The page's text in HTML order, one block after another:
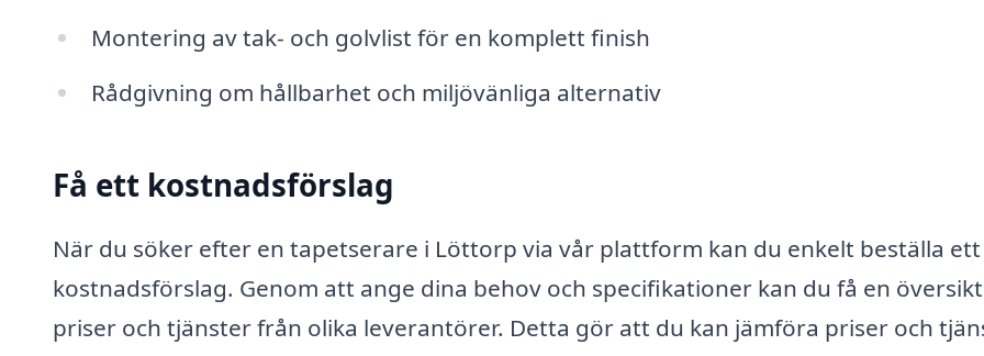
Montering av tak- och golvlist för en komplett finish
Rådgivning om hållbarhet och miljövänliga alternativ
Få ett kostnadsförslag
När du söker efter en tapetserare i Löttorp via vår plattform kan du enkelt beställa ett
kostnadsförslag. Genom att ange dina behov och specifikationer kan du få en
priser och tjänster från olika leverantörer. Detta gör att du kan jämföra priser och